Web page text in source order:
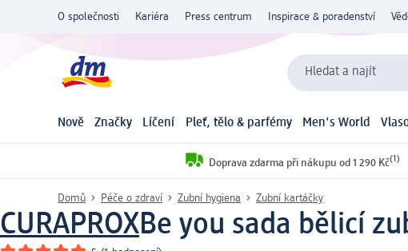
O společnosti Kariéra Press centrum Inspirace & poradenství
Hledat a najít
Nově Značky Líčení Pleť, tělo & parfémy Men's World
Doprava zdarma při nákupu od 1 290 Kč(1)
Domů Péče o zdraví Zubní hygiena Zubní kartáčky
CURAPROXBe you sada bělicí